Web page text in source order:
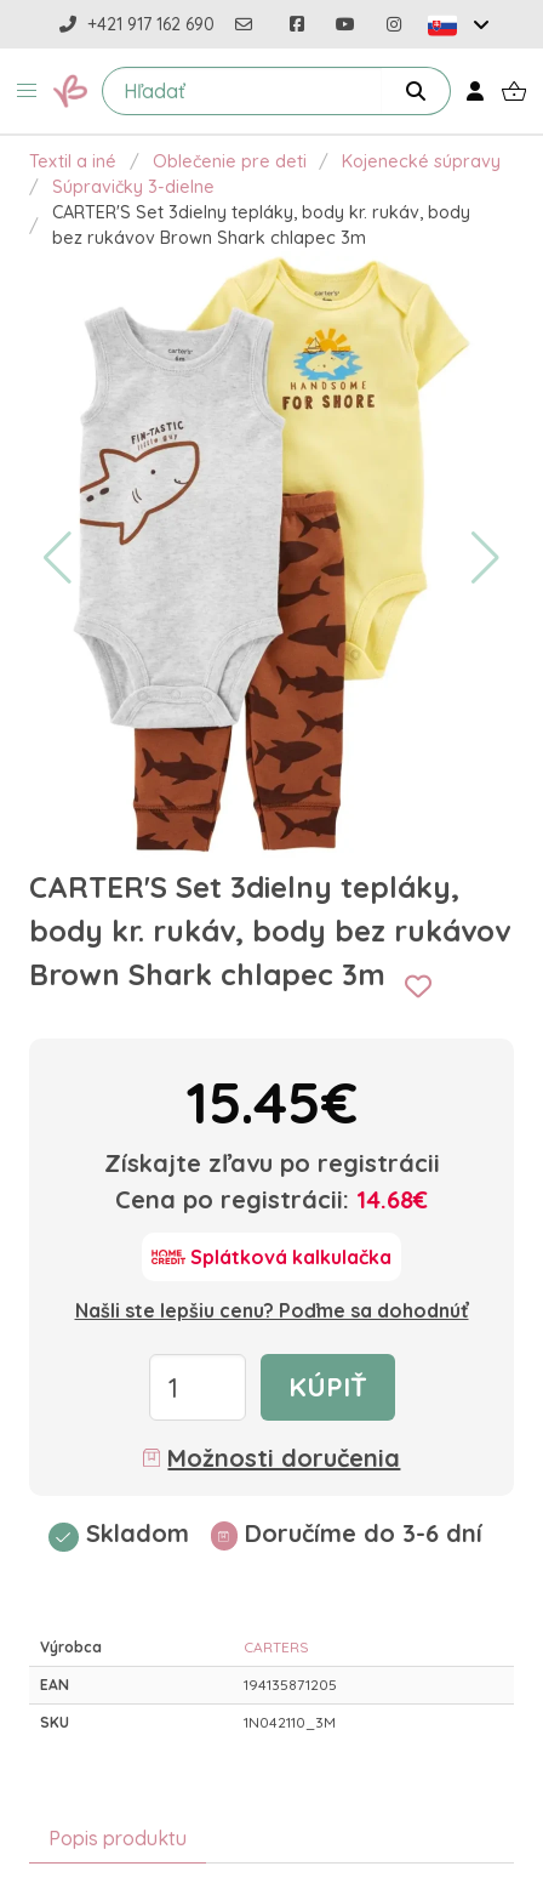
+421 917 162 690
Textil a iné Oblečenie pre deti
Kojenecké súpravy
Súpravičky 3-dielne
CARTER'S Set 3dielny tepláky, body kr. rukáv, body
bez rukávov Brown Shark chlapec 3m
CARTER'S Set 3dielny tepláky,
body kr. rukáv, body bez rukávov
Brown Shark chlapec 3m
15.45€
Získajte zľavu po registrácii
Cena po registrácii: 14.68€
Splátková kalkulačka
Našli ste lepšiu cenu? Poďme sa dohodnúť
KÚPIŤ
Možnosti doručenia
Skladom Doručíme do 3-6 dní
Výrobca CARTERS
EAN 194135871205
SKU 1N042110_3M
Popis produktu